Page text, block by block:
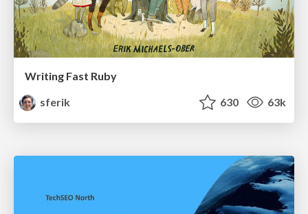
Writing Fast Ruby
sferik
630 63k